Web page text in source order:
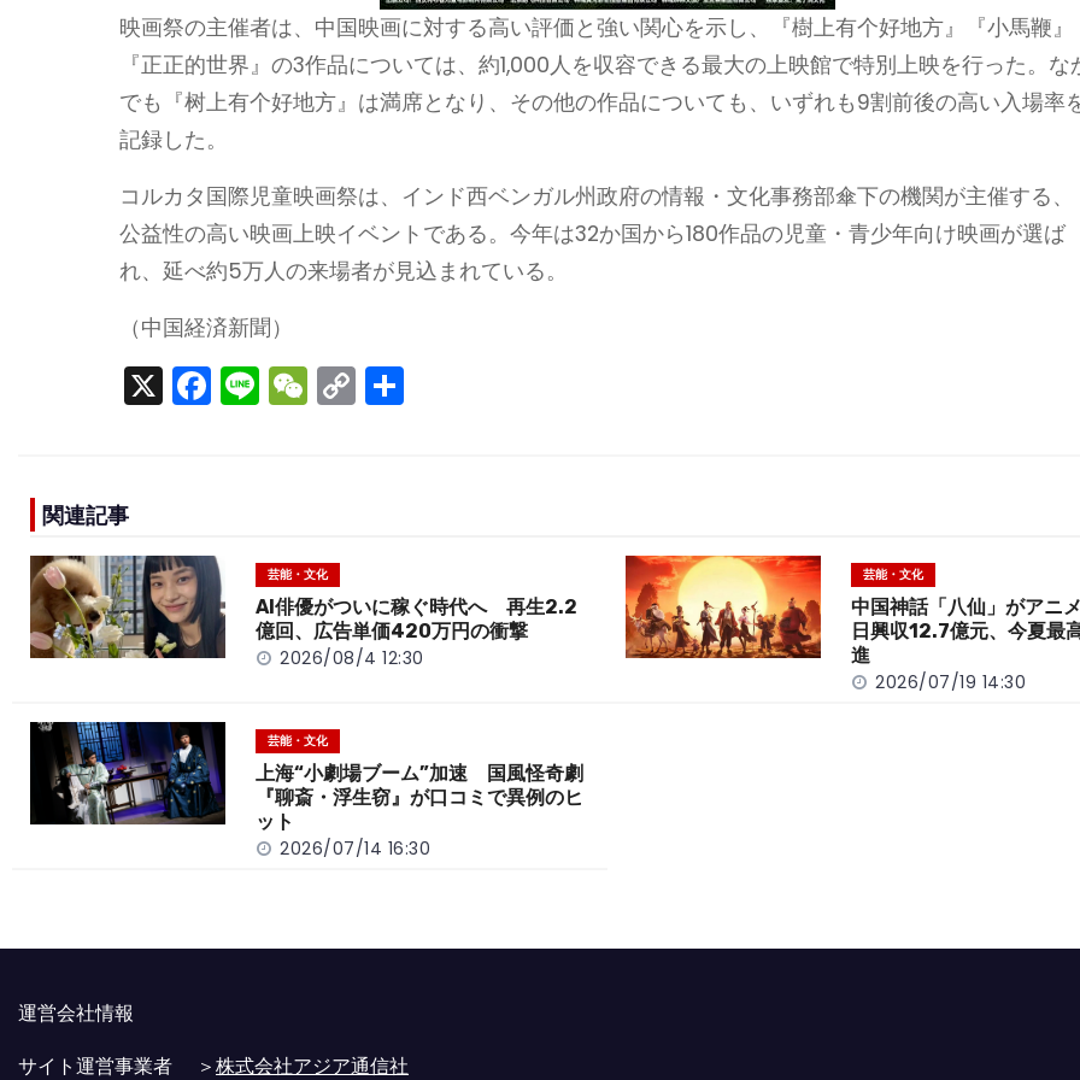
映画祭の主催者は、中国映画に対する高い評価と強い関心を示し、『樹上有个好地方』『小馬鞭』
『正正的世界』の3作品については、約1,000人を収容できる最大の上映館で特別上映を行った。な
でも『树上有个好地方』は満席となり、その他の作品についても、いずれも9割前後の高い入場率
記録した。
コルカタ国際児童映画祭は、インド西ベンガル州政府の情報・文化事務部傘下の機関が主催する、
公益性の高い映画上映イベントである。今年は32か国から180作品の児童・青少年向け映画が選ば
れ、延べ約5万人の来場者が見込まれている。
（中国経済新聞）
X F
a
o
o
k
Li
n
W
e
t
C
o
k
関連記事
芸能・文化
AI俳優がついに稼ぐ時代へ 再生2.2
億回、広告単価420万円の衝撃
2026/08/4 12:30
芸能・文化
中国神話「八仙」がアニ
日興収12.7億元、今夏最
進
2026/07/19 14:30
芸能・文化
上海“小劇場ブーム”加速 国風怪奇劇
『聊斎・浮生窃』が口コミで異例のヒ
ット
2026/07/14 16:30
運営会社情報
サイト運営事業者 ＞株式会社アジア通信社